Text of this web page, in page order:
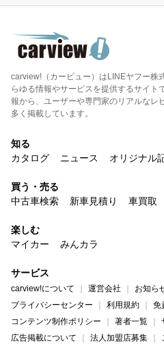
carview!（カービュー）はLINEヤフー株
らゆる情報やサービスを提供するサイト
報から、ユーザーや専門家のリアルなレ
多く掲載しています。
知る
カタログ
ニュース オリジナル
買う・売る
中古車検索
新車見積り 車買取
楽しむ
マイカー
みんカラ
サービス
carview!について 運営会社 お知ら
プライバシーセンター
利用規約
免
コンテンツ制作ポリシー
著者一覧
広告掲載について
法人加盟店募集